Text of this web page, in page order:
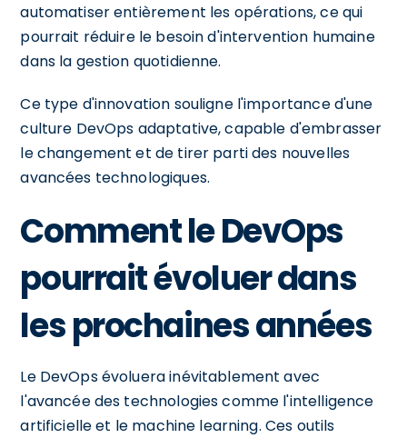
automatiser entièrement les opérations, ce qui
pourrait réduire le besoin d'intervention humaine
dans la gestion quotidienne.
Ce type d'innovation souligne l'importance d'une
culture DevOps adaptative, capable d'embrasser
le changement et de tirer parti des nouvelles
avancées technologiques.
Comment le DevOps
pourrait évoluer dans
les prochaines années
Le DevOps évoluera inévitablement avec
l'avancée des technologies comme l'intelligence
artificielle et le machine learning. Ces outils